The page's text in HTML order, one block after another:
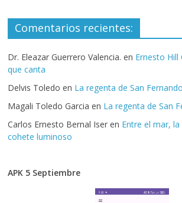
Comentarios recientes:
Dr. Eleazar Guerrero Valencia. en Ernesto Hill
que canta
Delvis Toledo en La regenta de San
Magali Toledo Garcia en La regenta de San
Carlos Ernesto Bernal Iser en Entre el mar,
cohete luminoso
APK 5 Septiembre